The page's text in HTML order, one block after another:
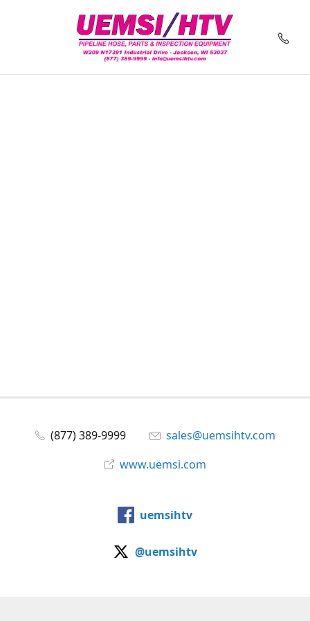
(877) 389-9999
sales@uemsihtv.com
www.uemsi.com
uemsihtv
@uemsihtv